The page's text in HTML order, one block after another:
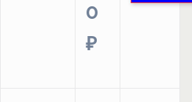
0
₽